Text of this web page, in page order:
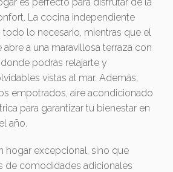
La cocina independiente
todo lo necesario, mientras que el
a una maravillosa terraza con
podrás relajarte y
vistas al mar. Además,
empotrados, aire acondicionado
para garantizar tu bienestar en
año.
hogar excepcional, sino que
de comodidades adicionales